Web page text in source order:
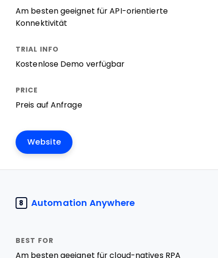
Am besten geeignet für API-orientierte
Konnektivität
Kostenlose Demo verfügbar
Preis auf Anfrage
Website
8 Automation Anywhere
Am besten geeignet für cloud-natives RPA